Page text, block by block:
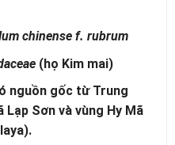
chinense f. rubrum
(họ Kim mai)
nguồn gốc từ Trung
Lạp Sơn và vùng Hy Mã